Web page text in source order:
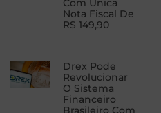
Com Única
Nota Fiscal De
R$ 149,90
Drex Pode
Revolucionar
O Sistema
Financeiro
Brasileiro Com